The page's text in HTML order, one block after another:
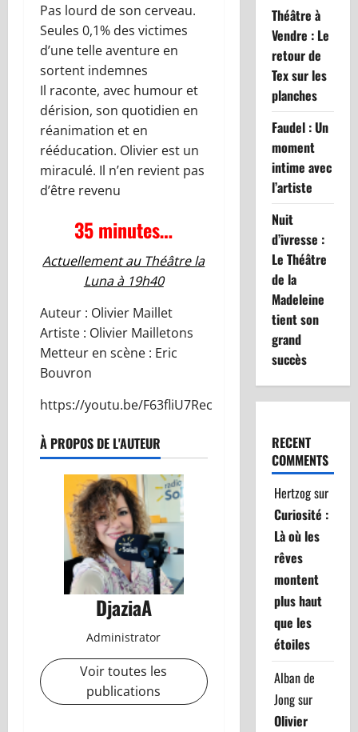
Pas lourd de son cerveau.
Seules 0,1% des victimes
d’une telle aventure en
sortent indemnes
Il raconte, avec humour et
dérision, son quotidien en
réanimation et en
rééducation. Olivier est un
miraculé. Il n’en revient pas
d’être revenu
35 minutes…
Actuellement au Théâtre la
Luna à 19h40
Auteur : Olivier Maillet
Artiste : Olivier Mailletons
Metteur en scène : Eric
Bouvron
https://youtu.be/F63fliU7Rec
À PROPOS DE L'AUTEUR
DjaziaA
Administrator
Voir toutes les
publications
Théâtre à
Vendre : Le
retour de
Tex sur les
planches
Faudel : Un
moment
intime avec
l’artiste
Nuit
d’ivresse :
Le Théâtre
de la
Madeleine
tient son
grand
succès
RECENT
COMMENTS
Hertzogsur
Curiosité :
Là où les
rêves
montent
plus haut
que les
étoiles
Alban de
Jongsur
Olivier